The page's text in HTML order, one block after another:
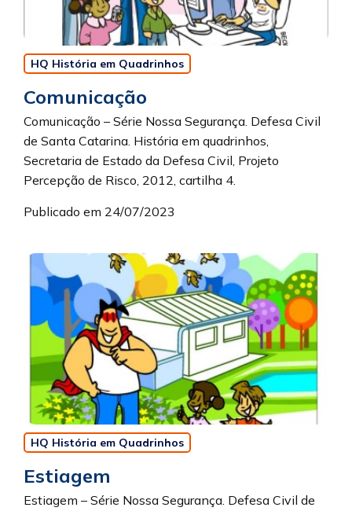
HQ História em Quadrinhos
Comunicação
Comunicação – Série Nossa Segurança. Defesa Civil
de Santa Catarina. História em quadrinhos,
Secretaria de Estado da Defesa Civil, Projeto
Percepção de Risco, 2012, cartilha 4.
Publicado em 24/07/2023
HQ História em Quadrinhos
Estiagem
Estiagem – Série Nossa Segurança. Defesa Civil de